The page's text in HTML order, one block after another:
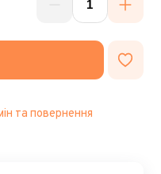
та повернення